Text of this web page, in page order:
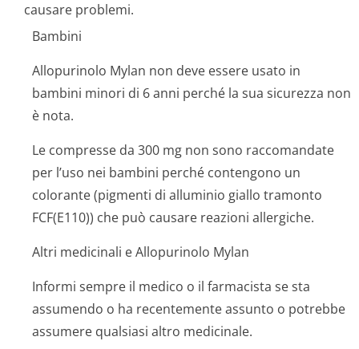
causare problemi.
Bambini
Allopurinolo Mylan non deve essere usato in
bambini minori di 6 anni perché la sua sicurezza non
è nota.
Le compresse da 300 mg non sono raccomandate
per l’uso nei bambini perché contengono un
colorante (pigmenti di alluminio giallo tramonto
FCF(E110)) che può causare reazioni allergiche.
Altri medicinali e Allopurinolo Mylan
Informi sempre il medico o il farmacista se sta
assumendo o ha recentemente assunto o potrebbe
assumere qualsiasi altro medicinale.